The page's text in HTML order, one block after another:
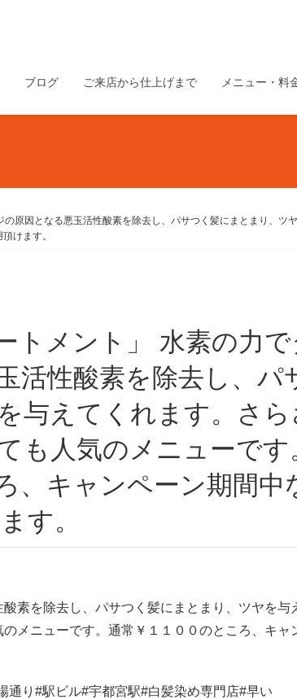
ブログ ご来店から仕上げまで メニュー・料
原因となる悪玉活性酸素を除去し、パサつく髪にまとまり、
けます。
活性酸素を除去し、パ
与えてくれます。さら
も人気のメニューです
、キャンペーン期間中
す。
素を除去し、パサつく髪にまとまり、ツヤを与
メニューです。通常￥１１００のところ、キャ
通り#駅ビル#宇都宮駅#白髪染め専門店#早い